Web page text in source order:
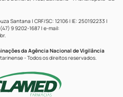
Santana | CRF/SC: 12106 | IE: 250192233 |
9 9202-1687 | e-mail:
.
da Agência Nacional de Vigilância
- Todos os direitos reservados.